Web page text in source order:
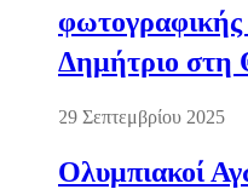
φωτογραφικής
Δημήτριο στη
29 Σεπτεμβρίου 2025
Ολυμπιακοί